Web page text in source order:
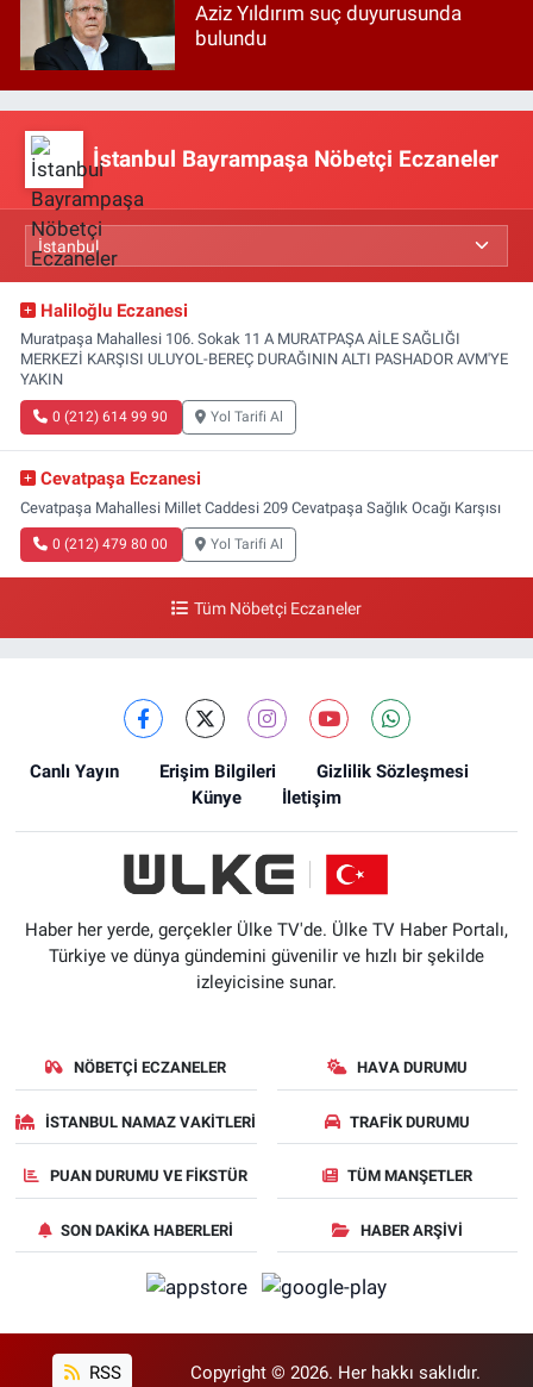
Aziz Yıldırım suç duyurusunda
bulundu
İstanbul Bayrampaşa Nöbetçi Eczaneler
Haliloğlu Eczanesi
Muratpaşa Mahallesi 106. Sokak 11 A MURATPAŞA AİLE SAĞLIĞI
MERKEZİ KARŞISI ULUYOL-BEREÇ DURAĞININ ALTI PASHADOR AVM'YE
YAKIN
0 (212) 614 99 90 Yol Tarifi Al
Cevatpaşa Eczanesi
Cevatpaşa Mahallesi Millet Caddesi 209 Cevatpaşa Sağlık Ocağı Karşısı
0 (212) 479 80 00 Yol Tarifi Al
Tüm Nöbetçi Eczaneler
Canlı Yayın Erişim Bilgileri
Gizlilik Sözleşmesi
Künye
İletişim
Haber her yerde, gerçekler Ülke TV'de. Ülke TV Haber Portalı,
Türkiye ve dünya gündemini güvenilir ve hızlı bir şekilde
izleyicisine sunar.
NÖBETÇI ECZANELER HAVA DURUMU
İSTANBUL NAMAZ VAKITLERI TRAFIK DURUMU
PUAN DURUMU VE FIKSTÜR TÜM MANŞETLER
SON DAKIKA HABERLERI HABER ARŞIVI
RSS Copyright © 2026. Her hakkı saklıdır.